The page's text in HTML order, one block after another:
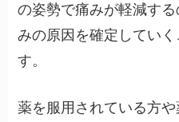
の姿勢で痛みが軽減す
みの原因を確定してい
す。
薬を服用されている方